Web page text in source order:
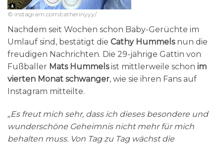
© instagram.com/catherinyyy/
Nachdem seit Wochen schon Baby-Gerüchte im
Umlauf sind, bestätigt die Cathy Hummelsnun die
freudigen Nachrichten. Die 29-jährige Gattin von
Fußballer Mats Hummelsist mittlerweile schon im
vierten Monat schwanger, wie sie ihren Fans auf
Instagram mitteilte.
„Es freut mich sehr, dass ich dieses besondere und
wunderschöne Geheimnis nicht mehr für mich
behalten muss. Von Tag zu Tag wächst die